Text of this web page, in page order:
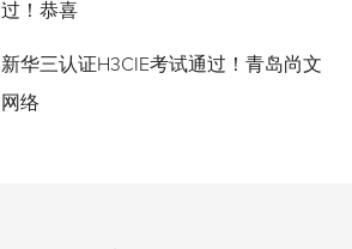
过！恭喜
新华三认证H3CIE考试通过！青岛尚文
网络